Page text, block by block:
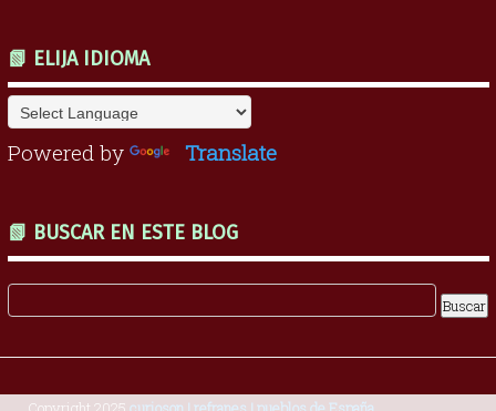
📗 ELIJA IDIOMA
Powered by Translate
📗 BUSCAR EN ESTE BLOG